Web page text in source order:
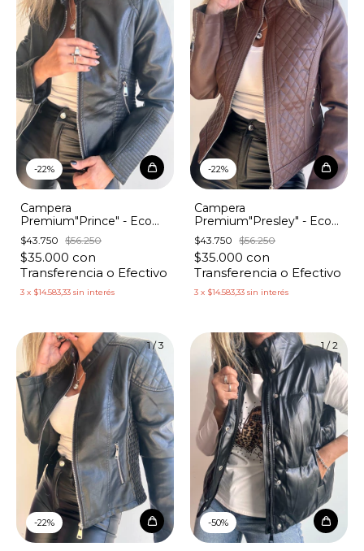
-22%
Campera
Premium"Prince" - Eco
Cuero Mangas Bordadas
$43.750 $56.250
$35.000 con
Transferencia o Efectivo
3 x $14.583,33 sin interés
-22%
Campera
Premium"Presley" - Eco
Cuero Matelasse
$43.750 $56.250
$35.000 con
Transferencia o Efectivo
3 x $14.583,33 sin interés
1/3
-22%
1 /2
-50%